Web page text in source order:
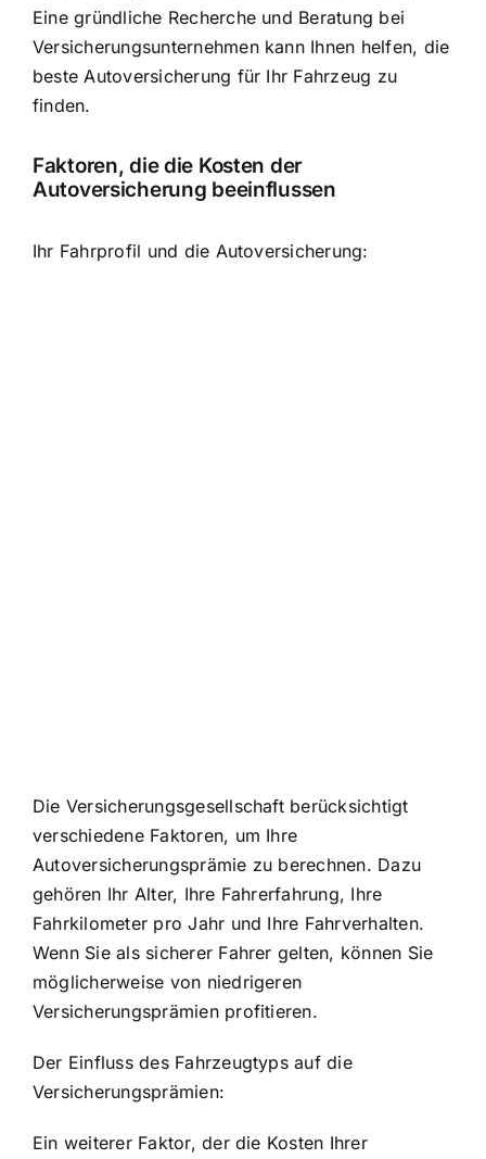
Eine gründliche Recherche und Beratung bei
Versicherungsunternehmen kann Ihnen helfen, die
beste Autoversicherung für Ihr Fahrzeug zu
finden.
Faktoren, die die Kosten der
Autoversicherung beeinflussen
Ihr Fahrprofil und die Autoversicherung:
Die Versicherungsgesellschaft berücksichtigt
verschiedene Faktoren, um Ihre
Autoversicherungsprämie zu berechnen. Dazu
gehören Ihr Alter, Ihre Fahrerfahrung, Ihre
Fahrkilometer pro Jahr und Ihre Fahrverhalten.
Wenn Sie als sicherer Fahrer gelten, können Sie
möglicherweise von niedrigeren
Versicherungsprämien profitieren.
Der Einfluss des Fahrzeugtyps auf die
Versicherungsprämien:
Ein weiterer Faktor, der die Kosten Ihrer